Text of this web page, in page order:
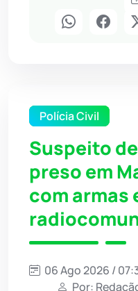
Polícia Civil
Suspeito
preso em
com armas
06 Ago 2026 /
Por: